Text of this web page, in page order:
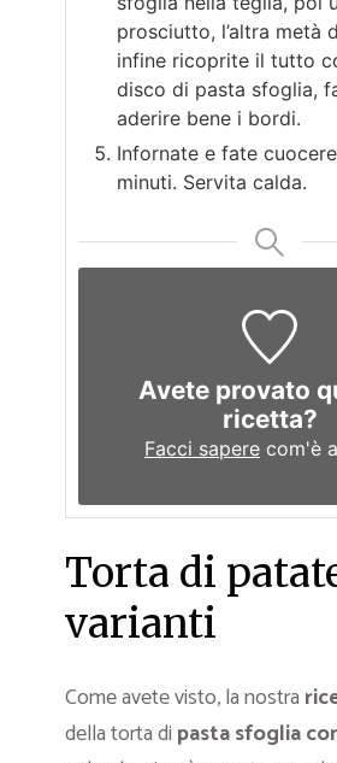
prosciutto, l’altra metà
infine ricoprite il tutto
disco di pasta sfoglia,
aderire bene i bordi.
Infornate e fate
minuti. Servita calda.
Avete provato
ricetta?
Facci sapere com'è
Torta di
varianti
Come avete visto, la nostra
della torta di pasta sfoglia